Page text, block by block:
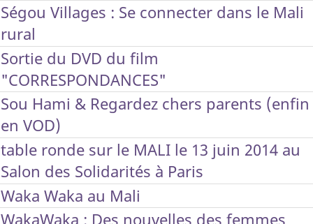
Ségou Villages : Se connecter dans le Mali
rural
Sortie du DVD du film
"CORRESPONDANCES"
Sou Hami & Regardez chers parents (enfin
en VOD)
table ronde sur le MALI le 13 juin 2014 au
Salon des Solidarités à Paris
Waka Waka au Mali
WakaWaka : Des nouvelles des femmes